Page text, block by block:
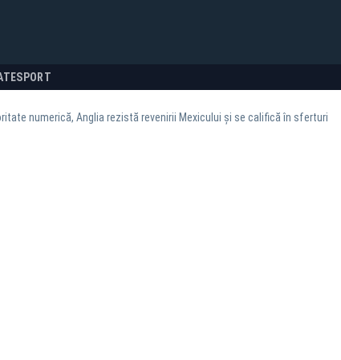
SPORT
numerică, Anglia rezistă revenirii Mexicului și se califică în sferturi